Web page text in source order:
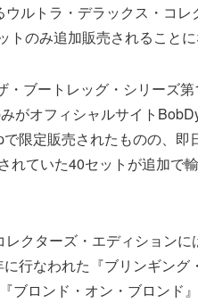
ルトラ・デラックス・コレ
のみ追加販売されることに
・ブートレッグ・シリーズ
がオフィシャルサイト
限定販売されたものの、即
れていた40セットが追加で
クターズ・エディション
行なわれた『ブリンギング
ブロンド・オン・ブロンド